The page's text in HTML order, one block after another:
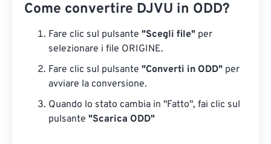
Come convertire DJVU in ODD?
Fare clic sul pulsante "Scegli file" per
selezionare i file ORIGINE.
Fare clic sul pulsante "Converti in ODD" per
avviare la conversione.
Quando lo stato cambia in "Fatto", fai clic sul
pulsante "Scarica ODD"